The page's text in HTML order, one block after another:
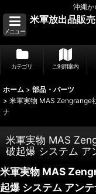
沖縄か
メニュー
米軍放出品販
カテゴリ ご利用案内
ホーム > 部品・パーツ
> 米軍実物 MAS Zengrange
ナ
米軍実物 MAS
破起爆 システム ア
米軍実物 MAS
起爆 システム アン